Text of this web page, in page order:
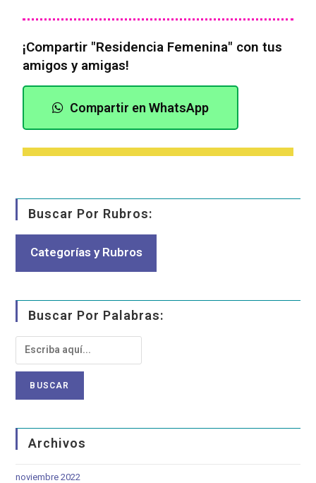
¡Compartir "Residencia Femenina" con tus
amigos y amigas!
Compartir en WhatsApp
Buscar Por Rubros:
Categorías y Rubros
Buscar Por Palabras:
Archivos
noviembre 2022